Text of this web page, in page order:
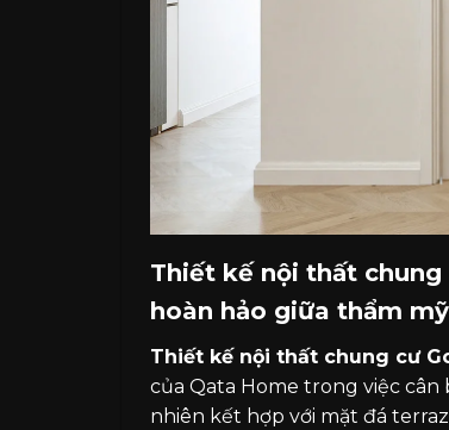
Thiết kế nội thất chung
hoàn hảo giữa thẩm
Thiết kế nội thất chung cư
của Qata Home trong việc
nhiên kết hợp với mặt đá